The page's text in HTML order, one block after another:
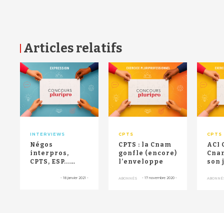
Articles relatifs
INTERVIEWS
Négos
interpros,
CPTS, ESP...
Fatôme vous
- 18 janvier 2021 -
CPTS
CPTS : la Cnam
gonfle (encore)
l’enveloppe
ABONNÉS - 17 novembre 2020 -
CPTS
ACI
son
RETOUR HAUT DE PAGE